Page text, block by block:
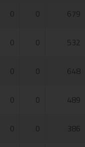
0 0 679
0 0 532
0 0 648
0 0 489
0 0 386